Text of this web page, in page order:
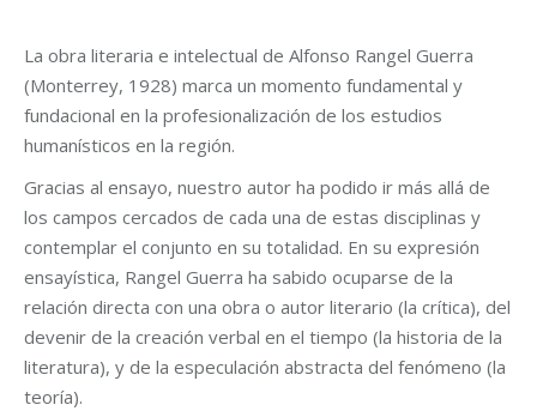
La obra literaria e intelectual de Alfonso Rangel Guerra
(Monterrey, 1928) marca un momento fundamental y
fundacional en la profesionalización de los estudios
humanísticos en la región.
Gracias al ensayo, nuestro autor ha podido ir más allá de
los campos cercados de cada una de estas disciplinas y
contemplar el conjunto en su totalidad. En su expresión
ensayística, Rangel Guerra ha sabido ocuparse de la
relación directa con una obra o autor literario (la crítica), del
devenir de la creación verbal en el tiempo (la historia de la
literatura), y de la especulación abstracta del fenómeno (la
teoría).